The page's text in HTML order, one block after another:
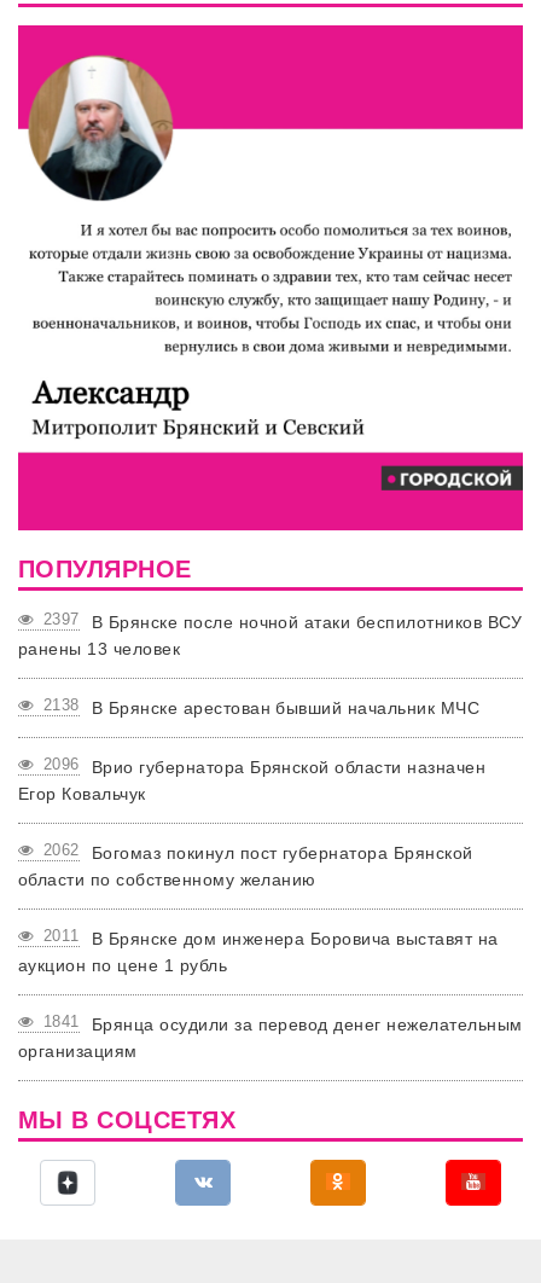
ПОПУЛЯРНОЕ
2397
В Брянске после ночной атаки беспилотников ВСУ
ранены 13 человек
2138 В Брянске арестован бывший начальник МЧС
2096
Врио губернатора Брянской области назначен
Егор Ковальчук
2062
Богомаз покинул пост губернатора Брянской
области по собственному желанию
2011
В Брянске дом инженера Боровича выставят на
аукцион по цене 1 рубль
1841
Брянца осудили за перевод денег нежелательным
организациям
МЫ В СОЦСЕТЯХ